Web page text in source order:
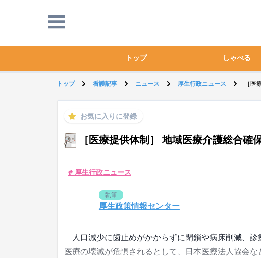
トップ しゃべる
トップ 看護記事 ニュース 厚生行政ニュース ［
お気に入りに登録
［医療提供体制］ 地域医療介護総合
# 厚生行政ニュース
執筆
厚生政策情報センター
人口減少に歯止めがかからずに閉鎖や病床削減、
医療の壊滅が危惧されるとして、日本医療法人協会